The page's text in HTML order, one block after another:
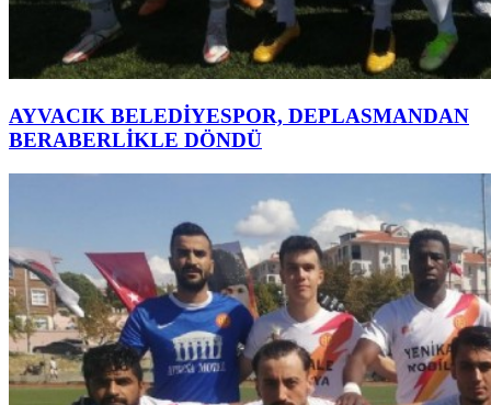
AYVACIK BELEDİYESPOR, DEPLASMANDAN
BERABERLİKLE DÖNDÜ